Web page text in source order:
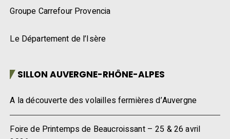
Groupe Carrefour Provencia
Le Département de l’Isère
SILLON AUVERGNE-RHÔNE-ALPES
A la découverte des volailles fermières d’Auvergne
Foire de Printemps de Beaucroissant – 25 & 26 avril